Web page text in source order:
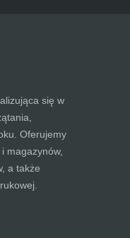
się w
Oferujemy
magazynów,
a także